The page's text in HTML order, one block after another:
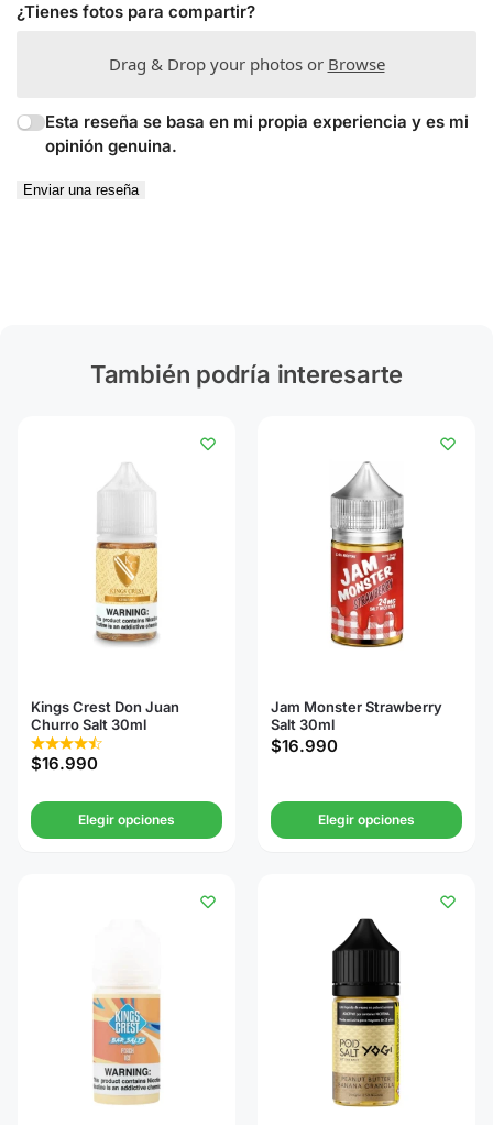
¿Tienes fotos para compartir?
Drag & Drop your photos or Browse
Esta reseña se basa en mi propia experiencia y es mi
opinión genuina.
Enviar una reseña
También podría interesarte
Kings Crest Don Juan
Churro Salt 30ml
$16.990
Elegir opciones
Jam Monster Strawberry
Salt 30ml
$16.990
Elegir opciones